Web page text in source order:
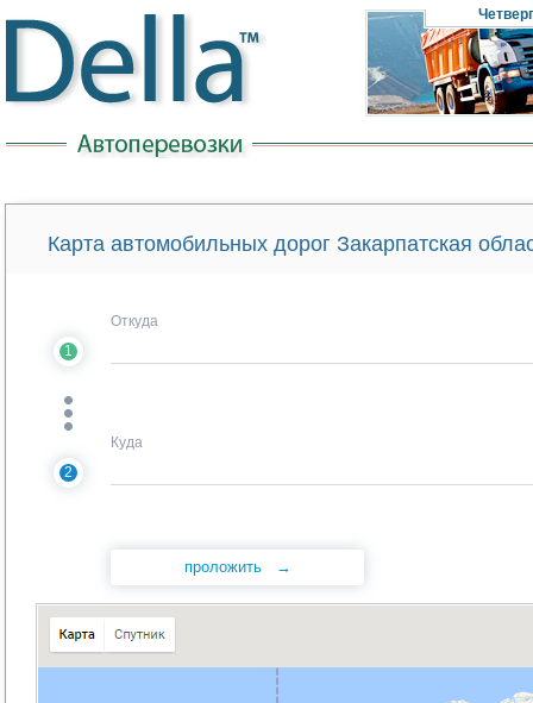
Четверг
Карта автомобильных дорог Закарпатская
1
Откуда
2
Куда